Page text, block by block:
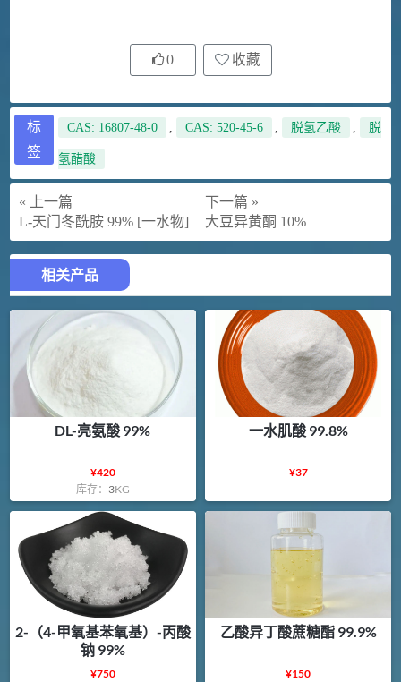
0 收藏
标
签
CAS: 16807-48-0 , CAS: 520-45-6 , 脱氢乙酸 , 脱
氢醋酸
« 上一篇
L-天门冬酰胺 99% [一水物]
下一篇 »
大豆异黄酮 10%
相关产品
DL-亮氨酸 99%
¥420
库存： 3KG
一水肌酸 99.8%
¥37
2-（4-甲氧基苯氧基）-丙酸
钠 99%
¥750
乙酸异丁酸蔗糖酯 99.9%
¥150